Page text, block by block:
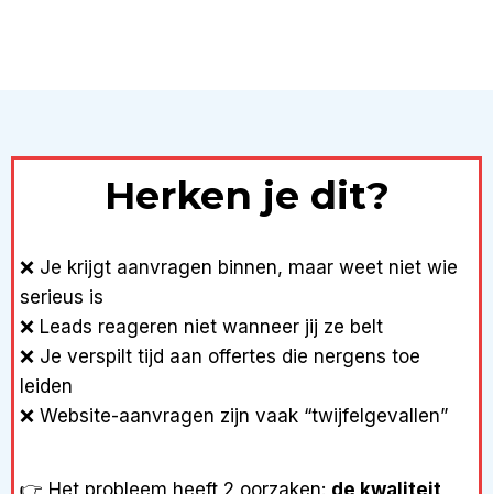
Herken je dit?
❌ Je krijgt aanvragen binnen, maar weet niet wie
serieus is
❌ Leads reageren niet wanneer jij ze belt
❌ Je verspilt tijd aan offertes die nergens toe
leiden
❌ Website-aanvragen zijn vaak “twijfelgevallen”
👉 Het probleem heeft 2 oorzaken: de kwaliteit